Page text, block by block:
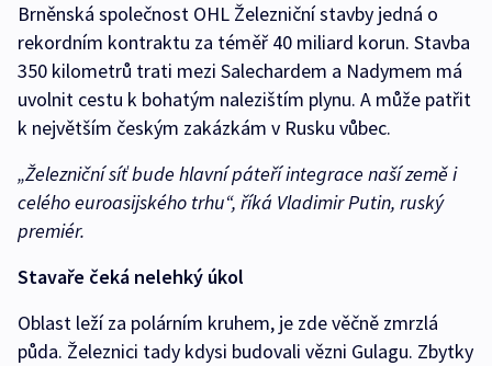
Brněnská společnost OHL Železniční stavby jedná o
rekordním kontraktu za téměř 40 miliard korun. Stavba
350 kilometrů trati mezi Salechardem a Nadymem má
uvolnit cestu k bohatým nalezištím plynu. A může patřit
k největším českým zakázkám v Rusku vůbec.
„Železniční síť bude hlavní páteří integrace naší země i
celého euroasijského trhu“, říká Vladimir Putin, ruský
premiér.
Stavaře čeká nelehký úkol
Oblast leží za polárním kruhem, je zde věčně zmrzlá
půda. Železnici tady kdysi budovali vězni Gulagu. Zbytky